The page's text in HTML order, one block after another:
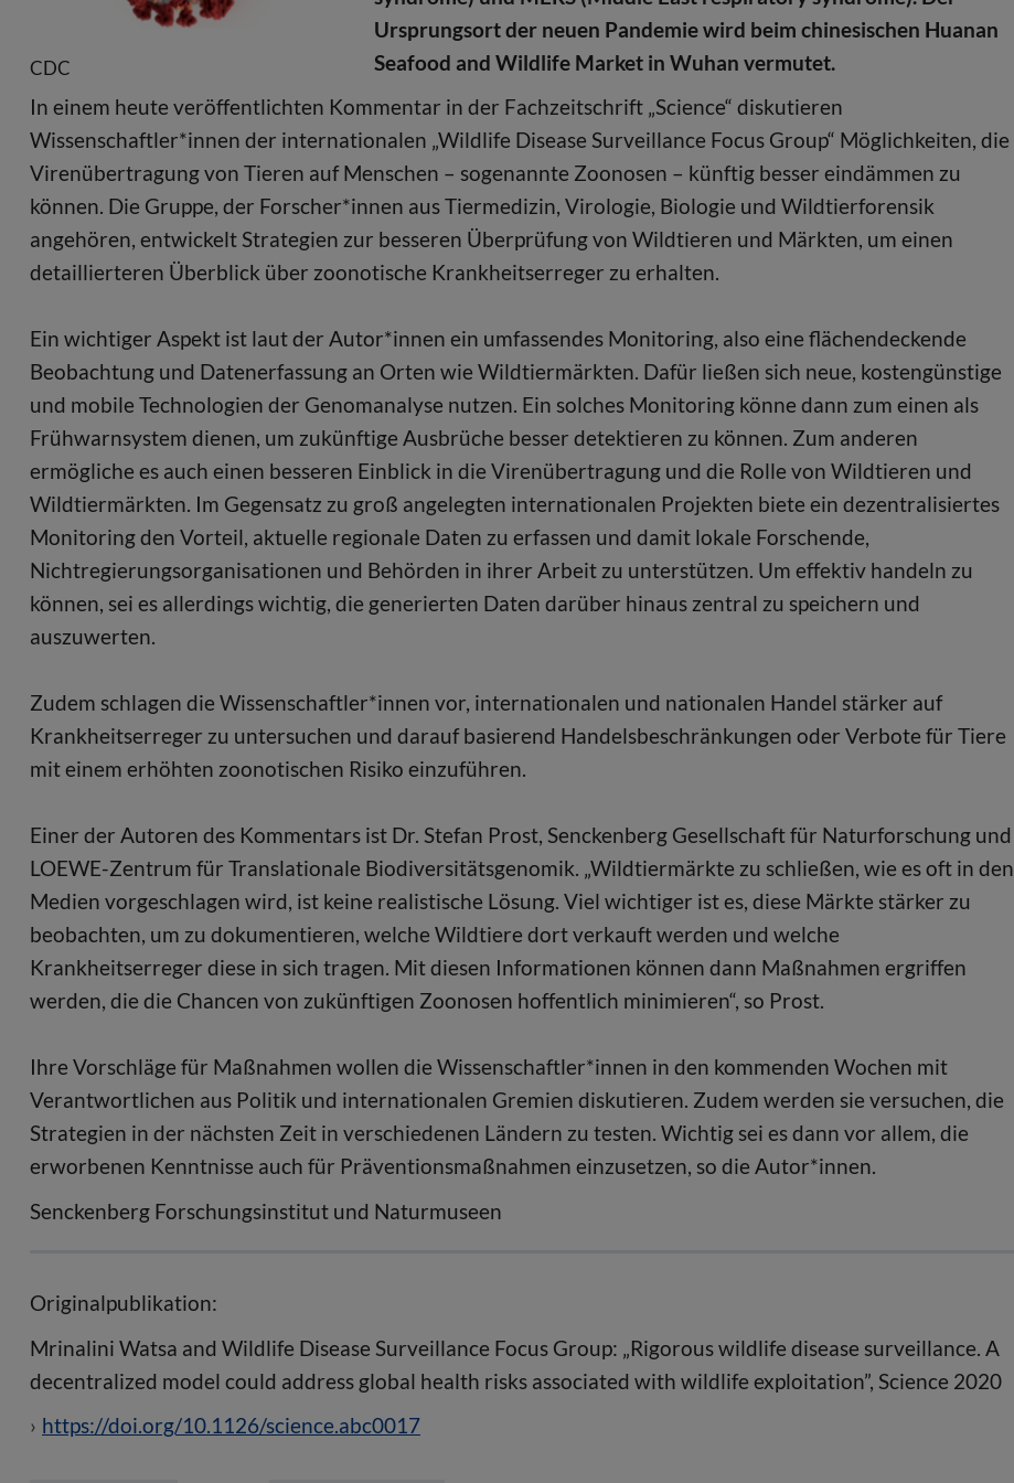
CDC
Ursprungsort der neuen Pandemie wird beim chinesischen Huanan
Seafood and Wildlife Market in Wuhan vermutet.
In einem heute veröffentlichten Kommentar in der Fachzeitschrift „Science“ diskutieren
Wissenschaftler*innen der internationalen „Wildlife Disease Surveillance Focus Group“ Möglichkeiten, die
Virenübertragung von Tieren auf Menschen – sogenannte Zoonosen – künftig besser eindämmen zu
können. Die Gruppe, der Forscher*innen aus Tiermedizin, Virologie, Biologie und Wildtierforensik
angehören, entwickelt Strategien zur besseren Überprüfung von Wildtieren und Märkten, um einen
detaillierteren Überblick über zoonotische Krankheitserreger zu erhalten.
Ein wichtiger Aspekt ist laut der Autor*innen ein umfassendes Monitoring, also eine flächendeckende
Beobachtung und Datenerfassung an Orten wie Wildtiermärkten. Dafür ließen sich neue, kostengünstige
und mobile Technologien der Genomanalyse nutzen. Ein solches Monitoring könne dann zum einen als
Frühwarnsystem dienen, um zukünftige Ausbrüche besser detektieren zu können. Zum anderen
ermögliche es auch einen besseren Einblick in die Virenübertragung und die Rolle von Wildtieren und
Wildtiermärkten. Im Gegensatz zu groß angelegten internationalen Projekten biete ein dezentralisiertes
Monitoring den Vorteil, aktuelle regionale Daten zu erfassen und damit lokale Forschende,
Nichtregierungsorganisationen und Behörden in ihrer Arbeit zu unterstützen. Um effektiv handeln zu
können, sei es allerdings wichtig, die generierten Daten darüber hinaus zentral zu speichern und
auszuwerten.
Zudem schlagen die Wissenschaftler*innen vor, internationalen und nationalen Handel stärker auf
Krankheitserreger zu untersuchen und darauf basierend Handelsbeschränkungen oder Verbote für Tiere
mit einem erhöhten zoonotischen Risiko einzuführen.
Einer der Autoren des Kommentars ist Dr. Stefan Prost, Senckenberg Gesellschaft für Naturforschung und
LOEWE-Zentrum für Translationale Biodiversitätsgenomik. „Wildtiermärkte zu schließen, wie es oft in den
Medien vorgeschlagen wird, ist keine realistische Lösung. Viel wichtiger ist es, diese Märkte stärker zu
beobachten, um zu dokumentieren, welche Wildtiere dort verkauft werden und welche
Krankheitserreger diese in sich tragen. Mit diesen Informationen können dann Maßnahmen ergriffen
werden, die die Chancen von zukünftigen Zoonosen hoffentlich minimieren“, so Prost.
Ihre Vorschläge für Maßnahmen wollen die Wissenschaftler*innen in den kommenden Wochen mit
Verantwortlichen aus Politik und internationalen Gremien diskutieren. Zudem werden sie versuchen, die
Strategien in der nächsten Zeit in verschiedenen Ländern zu testen. Wichtig sei es dann vor allem, die
erworbenen Kenntnisse auch für Präventionsmaßnahmen einzusetzen, so die Autor*innen.
Senckenberg Forschungsinstitut und Naturmuseen
Originalpublikation:
Mrinalini Watsa and Wildlife Disease Surveillance Focus Group: „Rigorous wildlife disease surveillance. A
decentralized model could address global health risks associated with wildlife exploitation”, Science 2020
https://doi.org/10.1126/science.abc0017